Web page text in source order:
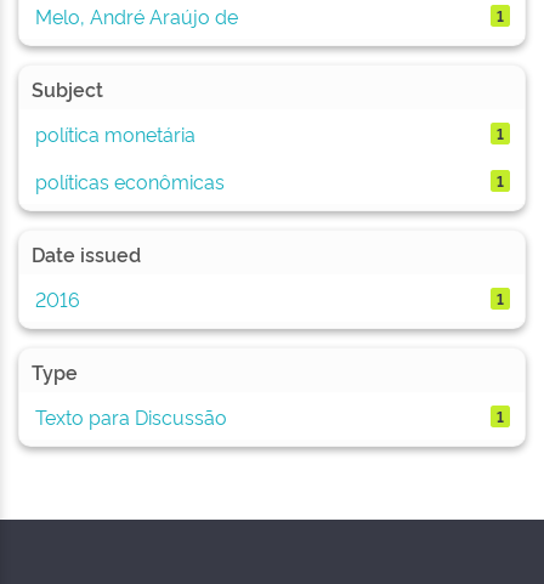
Melo, André Araújo de
1
Subject
política monetária
1
políticas econômicas 1
Date issued
2016
1
Type
Texto para Discussão
1